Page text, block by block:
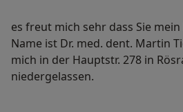
es freut mich sehr dass Sie
Name ist Dr. med. dent. Martin
mich in der Hauptstr. 278 in
niedergelassen.